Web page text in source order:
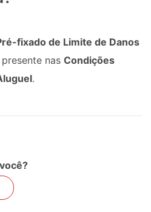
fixado de Limite de Danos
nas Condições
.